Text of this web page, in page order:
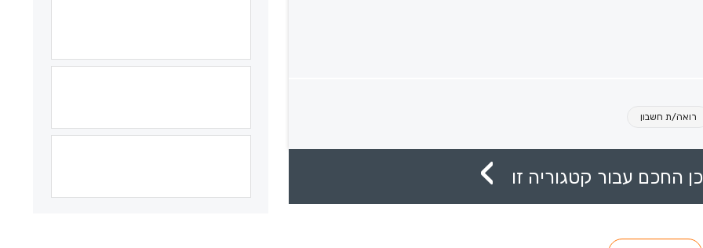
רואה/ת חשבון
החכם עבור קטגוריה זו